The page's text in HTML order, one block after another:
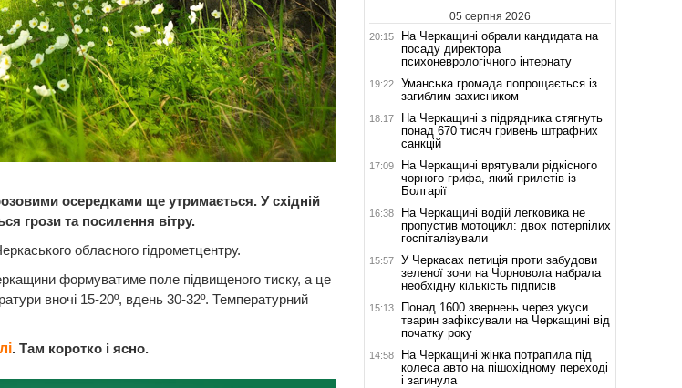
осередками ще утримається. У східній
грози та посилення вітру.
обласного гідрометцентру.
формуватиме поле підвищеного тиску, а це
вночі 15-20º, вдень 30-32º. Температурний
. Там коротко і ясно.
05 серпня 2026
20:15
На Черкащині обрали кандидата на
посаду директора
психоневрологічного інтернату
19:22
Уманська громада попрощається із
загиблим захисником
18:17
На Черкащині з підрядника стягнуть
понад 670 тисяч гривень штрафних
санкцій
17:09
На Черкащині врятували рідкісного
чорного грифа, який прилетів із
Болгарії
16:38
На Черкащині водій легковика не
пропустив мотоцикл: двох потерпілих
госпіталізували
15:57
У Черкасах петиція проти забудови
зеленої зони на Чорновола набрала
необхідну кількість підписів
15:13
Понад 1600 звернень через укуси
тварин зафіксували на Черкащині від
початку року
14:58
На Черкащині жінка потрапила під
колеса авто на пішохідному переході
і загинула